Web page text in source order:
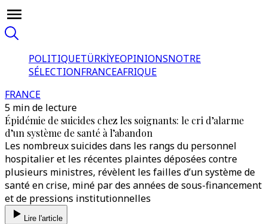
POLITIQUETÜRKİYEOPINIONSNOTRE
SÉLECTIONFRANCEAFRIQUE
FRANCE
5 min de lecture
Épidémie de suicides chez les soignants: le cri d’alarme
d’un système de santé à l’abandon
Les nombreux suicides dans les rangs du personnel
hospitalier et les récentes plaintes déposées contre
plusieurs ministres, révèlent les failles d’un système de
santé en crise, miné par des années de sous-financement
et de pressions institutionnelles
Lire l'article